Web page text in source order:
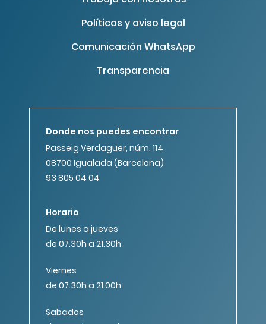
Políticas y aviso legal
Comunicación WhatsApp
Transparencia
Donde nos puedes encontrar
Passeig Verdaguer, núm. 114
08700 Igualada (Barcelona)
93 805 04 04
Horario
De lunes a jueves
de 07.30h a 21.30h
Viernes
de 07.30h a 21.00h
Sabados